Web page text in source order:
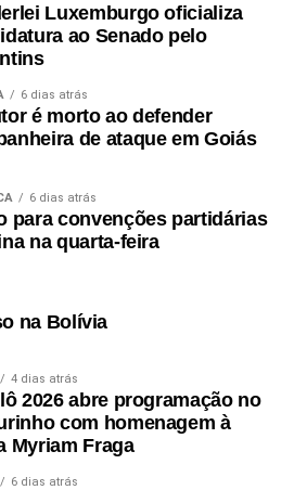
Luxemburgo oficializa
ao Senado pelo
6 dias atrás
é morto ao defender
de ataque em Goiás
6 dias atrás
para convenções partidárias
na quarta-feira
na Bolívia
4 dias atrás
2026 abre programação no
com homenagem à
Myriam Fraga
6 dias atrás